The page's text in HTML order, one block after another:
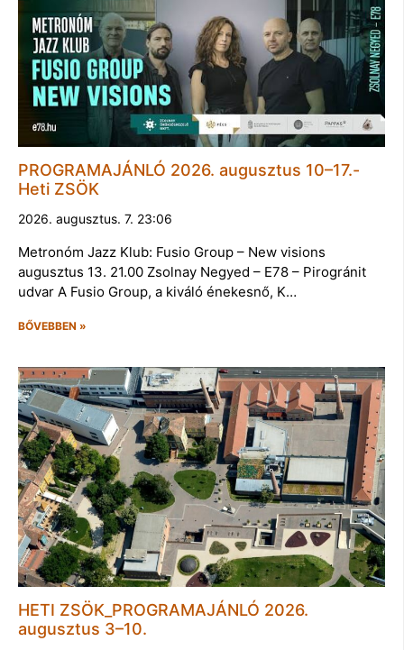
PROGRAMAJÁNLÓ 2026. augusztus 10–17.-
Heti ZSÖK
2026. augusztus. 7. 23:06
Metronóm Jazz Klub: Fusio Group – New visions
augusztus 13. 21.00 Zsolnay Negyed – E78 – Pirogránit
udvar A Fusio Group, a kiváló énekesnő, K…
BŐVEBBEN »
HETI ZSÖK_PROGRAMAJÁNLÓ 2026.
augusztus 3–10.